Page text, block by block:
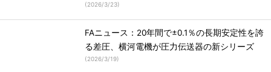
(2026/3/23)
FAニュース：20年間で±0.1％の長期安定性を誇
る差圧、横河電機が圧力伝送器の新シリーズ
(2026/3/19)